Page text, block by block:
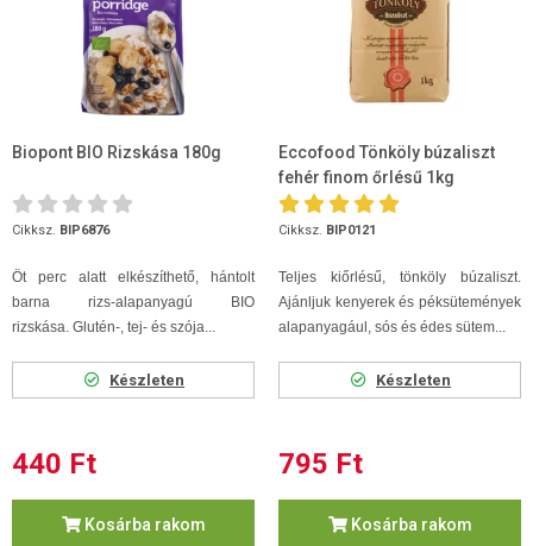
Biopont BIO Rizskása 180g
Cikksz. BIP6876
Öt perc alatt elkészíthető, hántolt
barna rizs-alapanyagú BIO
rizskása. Glutén-, tej- és szója...
Készleten
440 Ft
Kosárba rakom
Eccofood Tönköly búzaliszt
fehér finom őrlésű 1kg
Cikksz. BIP0121
Teljes kiőrlésű, tönköly búzaliszt.
Ajánljuk kenyerek és péksütemények
alapanyagául, sós és édes sütem...
Készleten
795 Ft
Kosárba rakom